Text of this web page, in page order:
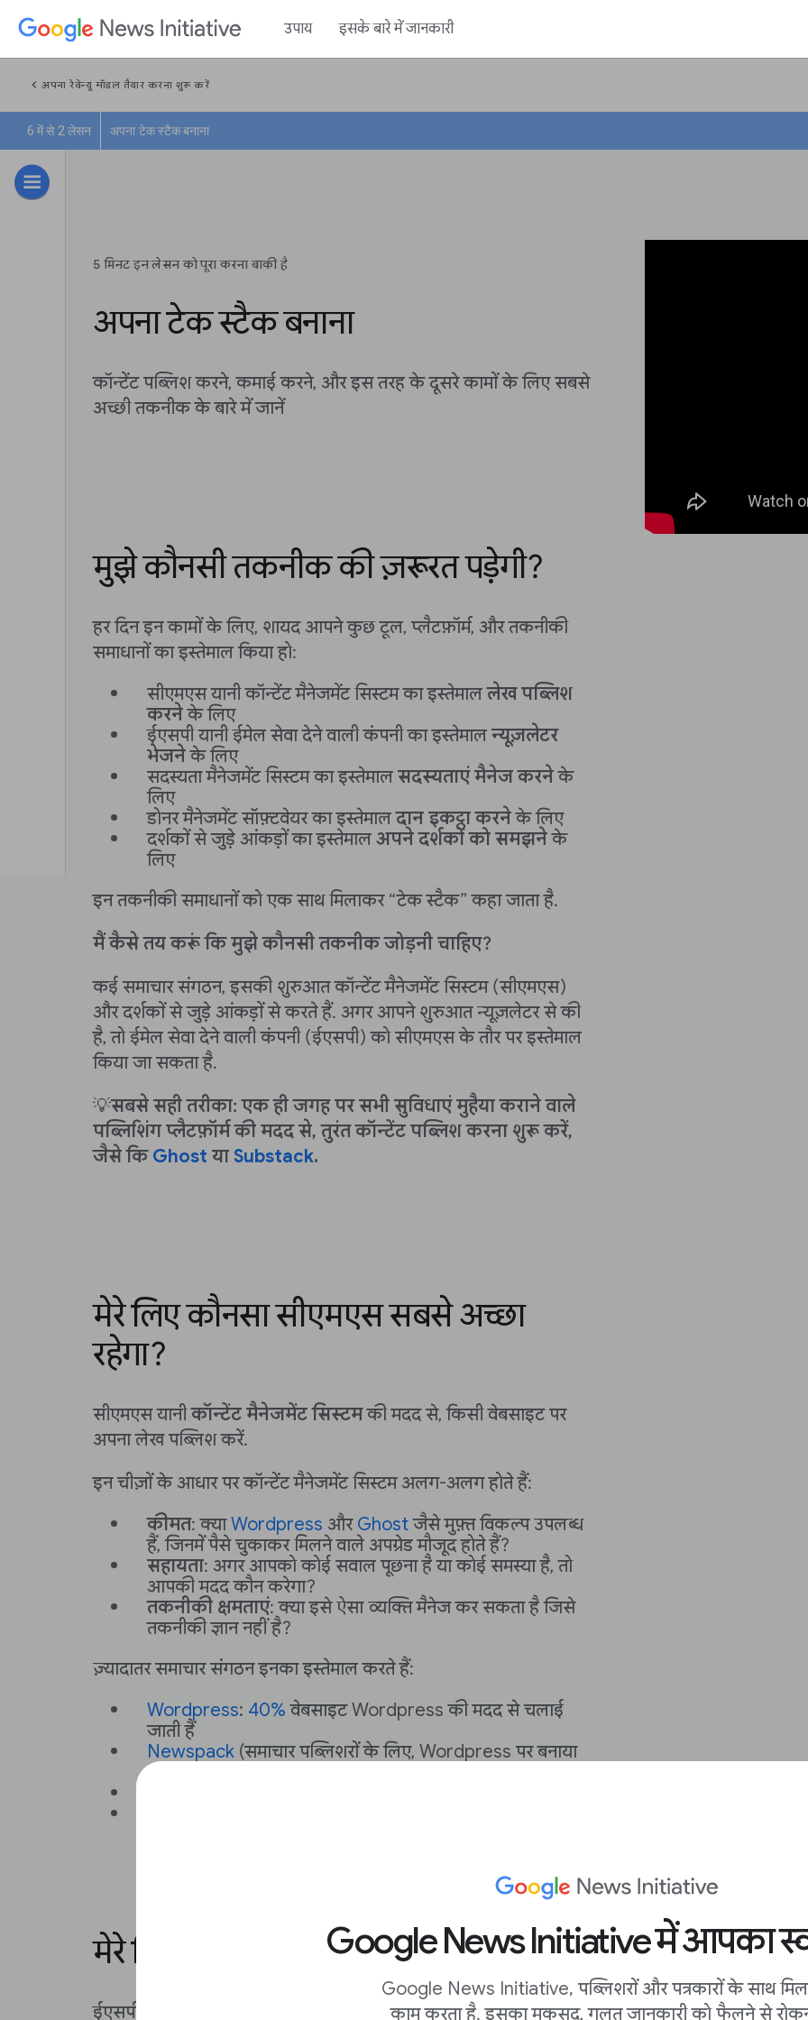
उपाय इसके बारे में जानकारी
Google News Initiative में आपका
Google News Initiative, पब्लिशरों और पत्रकारों के साथ
काम करता है. इसका मकसद, गलत जानकारी को फैलने से
chevron_left अपना रेवेन्यू मॉडल तैयार करना शुरू करें
6 में से 2 लेसन अपना टेक स्टैक बनाना
5 मिनट इन लेसन को पूरा करना बाकी है
अपना टेक स्टैक बनाना
कॉन्टेंट पब्लिश करने, कमाई करने, और इस तरह के दूसरे कामों के लिए सबसे
अच्छी तकनीक के बारे में जानें
मुझे कौनसी तकनीक की ज़रूरत पड़ेगी?
हर दिन इन कामों के लिए, शायद आपने कुछ टूल, प्लैटफ़ॉर्म, और तकनीकी
समाधानों का इस्तेमाल किया हो:
सीएमएस यानी कॉन्टेंट मैनेजमेंट सिस्टम का इस्तेमाललेख पब्लिश
करनेके लिए
ईएसपी यानी ईमेल सेवा देने वाली कंपनी का इस्तेमाल न्यूज़लेटर
भेजनेके लिए
सदस्यता मैनेजमेंट सिस्टम का इस्तेमाल सदस्यताएं मैनेज करनेके
लिए
डोनर मैनेजमेंट सॉफ़्टवेयर का इस्तेमालदान इकट्ठा करनेके लिए
दर्शकों से जुड़े आंकड़ों का इस्तेमाल अपने दर्शकों को समझनेके
लिए
इन तकनीकी समाधानों को एक साथ मिलाकर “टेक स्टैक” कहा जाता है.
मैं कैसे तय करूं कि मुझे कौनसी तकनीक जोड़नी चाहिए?
कई समाचार संगठन, इसकी शुरुआत कॉन्टेंट मैनेजमेंट सिस्टम (सीएमएस)
और दर्शकों से जुड़े आंकड़ों से करते हैं. अगर आपने शुरुआत न्यूज़लेटर से की
है, तो ईमेल सेवा देने वाली कंपनी (ईएसपी) को सीएमएस के तौर पर इस्तेमाल
किया जा सकता है.
💡सबसे सही तरीका: एक ही जगह पर सभी सुविधाएं मुहैया कराने वाले
पब्लिशिंग प्लैटफ़ॉर्म की मदद से, तुरंत कॉन्टेंट पब्लिश करना शुरू करें,
जैसे कि Ghost या Substack.
मेरे लिए कौनसा सीएमएस सबसे अच्छा
रहेगा?
सीएमएस यानीकॉन्टेंट मैनेजमेंट सिस्टमकी मदद से, किसी वेबसाइट पर
अपना लेख पब्लिश करें.
इन चीज़ों के आधार पर कॉन्टेंट मैनेजमेंट सिस्टम अलग-अलग होते हैं:
कीमत: क्याWordpress और Ghostजैसे मुफ़्त विकल्प उपलब्ध
हैं, जिनमें पैसे चुकाकर मिलने वाले अपग्रेड मौजूद होते हैं?
सहायता: अगर आपको कोई सवाल पूछना है या कोई समस्या है, तो
आपकी मदद कौन करेगा?
तकनीकी क्षमताएं: क्या इसे ऐसा व्यक्ति मैनेज कर सकता है जिसे
तकनीकी ज्ञान नहीं है?
ज़्यादातर समाचार संगठन इनका इस्तेमाल करते हैं:
Wordpress: 40% वेबसाइट Wordpress की मदद से चलाई
जाती हैं
Newspack (समाचार पब्लिशरों के लिए, Wordpress पर बनाया
गया प्रोजेक्ट)
मेरे लिए कौनसी ईएसपी सबसे सही रहेगी?
ईएसपी यानी
का इस्तेमाल करके, न्यूज़लेटर और